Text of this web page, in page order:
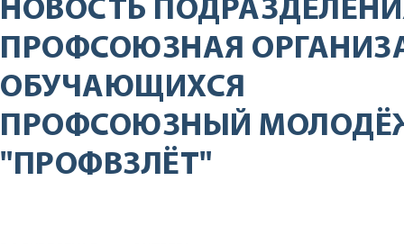
НОВОСТЬ
ПРОФСОЮЗНАЯ
ОБУЧАЮЩИХСЯ
ПРОФСОЮЗНЫЙ
"ПРОФВЗЛЁТ"